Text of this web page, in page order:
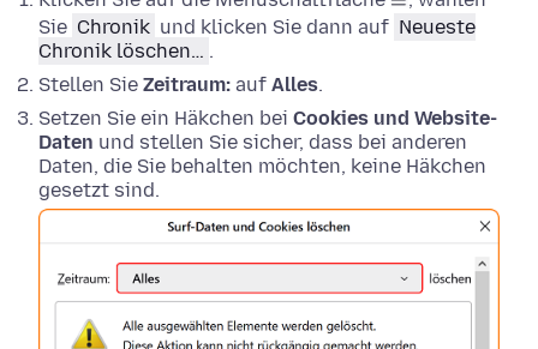
Sie Chronik und klicken Sie dann auf Neueste
Chronik löschen… .
Stellen Sie Zeitraum: auf Alles.
Setzen Sie ein Häkchen bei Cookies und Website-
Daten und stellen Sie sicher, dass bei anderen
Daten, die Sie behalten möchten, keine Häkchen
gesetzt sind.